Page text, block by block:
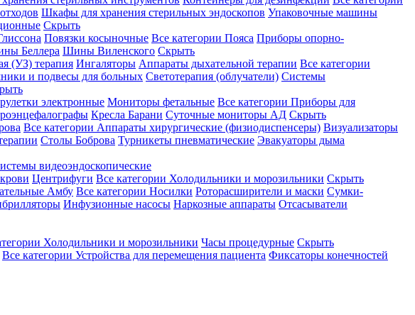
Шкафы для хранения стерильных эндоскопов Упаковочные машины
Скрыть
Повязки косыночные Все категории Пояса Приборы опорно-
Беллера Шины Виленского Скрыть
(УЗ) терапия Ингаляторы Аппараты дыхательной терапии Все категории
и подвесы для больных Светотерапия (облучатели) Системы
электронные Мониторы фетальные Все категории Приборы для
Кресла Барани Суточные мониторы АД Скрыть
Все категории Аппараты хирургические (физиодиспенсеры) Визуализаторы
Столы Боброва Турникеты пневматические Эвакуаторы дыма
видеоэндоскопические
Центрифуги Все категории Холодильники и морозильники Скрыть
Амбу Все категории Носилки Роторасширители и маски Сумки-
Инфузионные насосы Наркозные аппараты Отсасыватели
Холодильники и морозильники Часы процедурные Скрыть
Все категории Устройства для перемещения пациента Фиксаторы конечностей